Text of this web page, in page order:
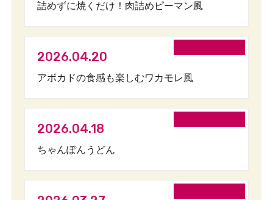
詰めずに焼くだけ！肉詰めピーマン風
2026.04.20
アボカドの食感も楽しむワカモレ風
2026.04.18
ちゃんぽんうどん